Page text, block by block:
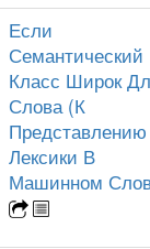
Если
Семантический
Класс Широк
Слова (К
Представлению
Лексики В
Машинном